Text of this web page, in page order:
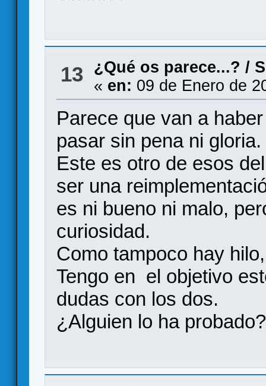
13 ¿Qué os parece...? /
« en: 09 de Enero de
Parece que van a
pasar sin pena ni gloria.
Este es otro de esos
ser una
es ni bueno ni malo,
curiosidad.
Como tampoco hay
Tengo en el objetivo
dudas con los dos.
¿Alguien lo ha